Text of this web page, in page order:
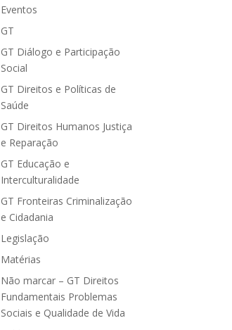
Eventos
GT
GT Diálogo e Participação
Social
GT Direitos e Políticas de
Saúde
GT Direitos Humanos Justiça
e Reparação
GT Educação e
Interculturalidade
GT Fronteiras Criminalização
e Cidadania
Legislação
Matérias
Não marcar – GT Direitos
Fundamentais Problemas
Sociais e Qualidade de Vida